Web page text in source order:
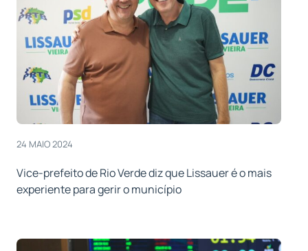
24 MAIO 2024
Vice-prefeito de Rio Verde diz que Lissauer é o mais
experiente para gerir o município